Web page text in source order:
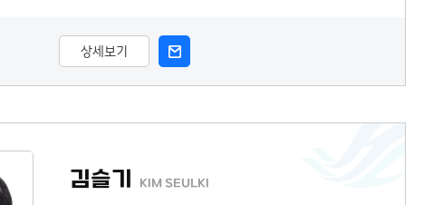
상세보기
김슬기 KIM SEULKI